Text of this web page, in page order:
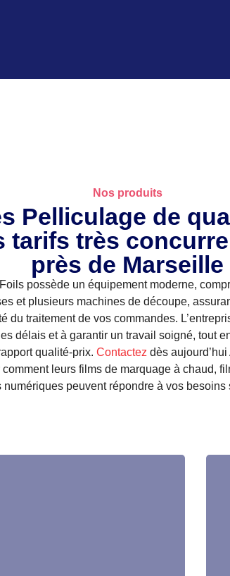
Nos produits
Pelliculage de
tarifs très
près de Marseille
possède un équipement moderne,
et plusieurs machines de découpe,
du traitement de vos commandes.
délais et à garantir un travail soigné, tout
qualité-prix. Contactez dès
leurs films de marquage à chaud,
numériques peuvent répondre à vos besoins